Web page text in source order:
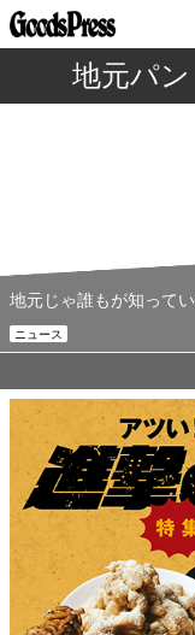
地元パ
地元じゃ誰もが知って
ニュース